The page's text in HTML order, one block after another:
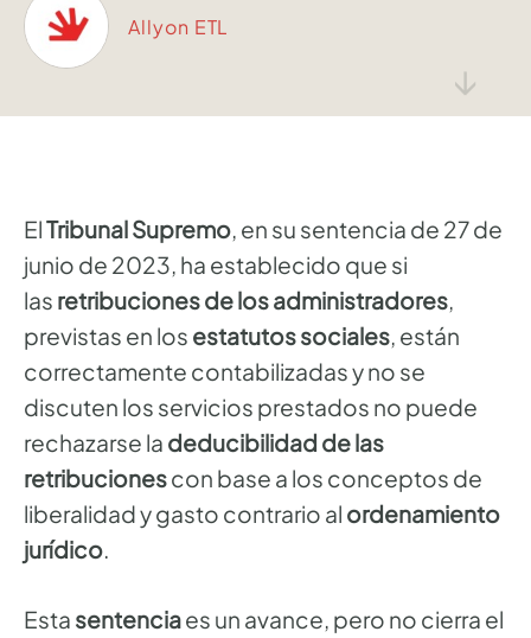
↓
Allyon ETL
ElTribunal Supremo, en su sentencia de 27 de
junio de 2023, ha establecido que si
las retribuciones de los administradores,
previstas en los estatutos sociales, están
correctamente contabilizadas y no se
discuten los servicios prestados no puede
rechazarse la deducibilidad de las
retribucionescon base a los conceptos de
liberalidad y gasto contrario al ordenamiento
jurídico.
Esta sentenciaes un avance, pero no cierra el